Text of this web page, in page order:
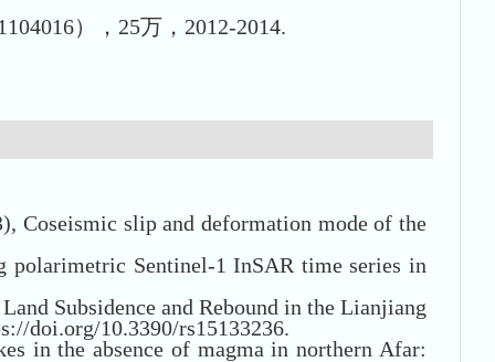
），25万，2012-2014.
Coseismic slip and deformation mode of the
Sentinel-1 InSAR time series in
Subsidence and Rebound in the Lianjiang
doi.org/10.3390/rs15133236.
in the absence of magma in northern Afar: